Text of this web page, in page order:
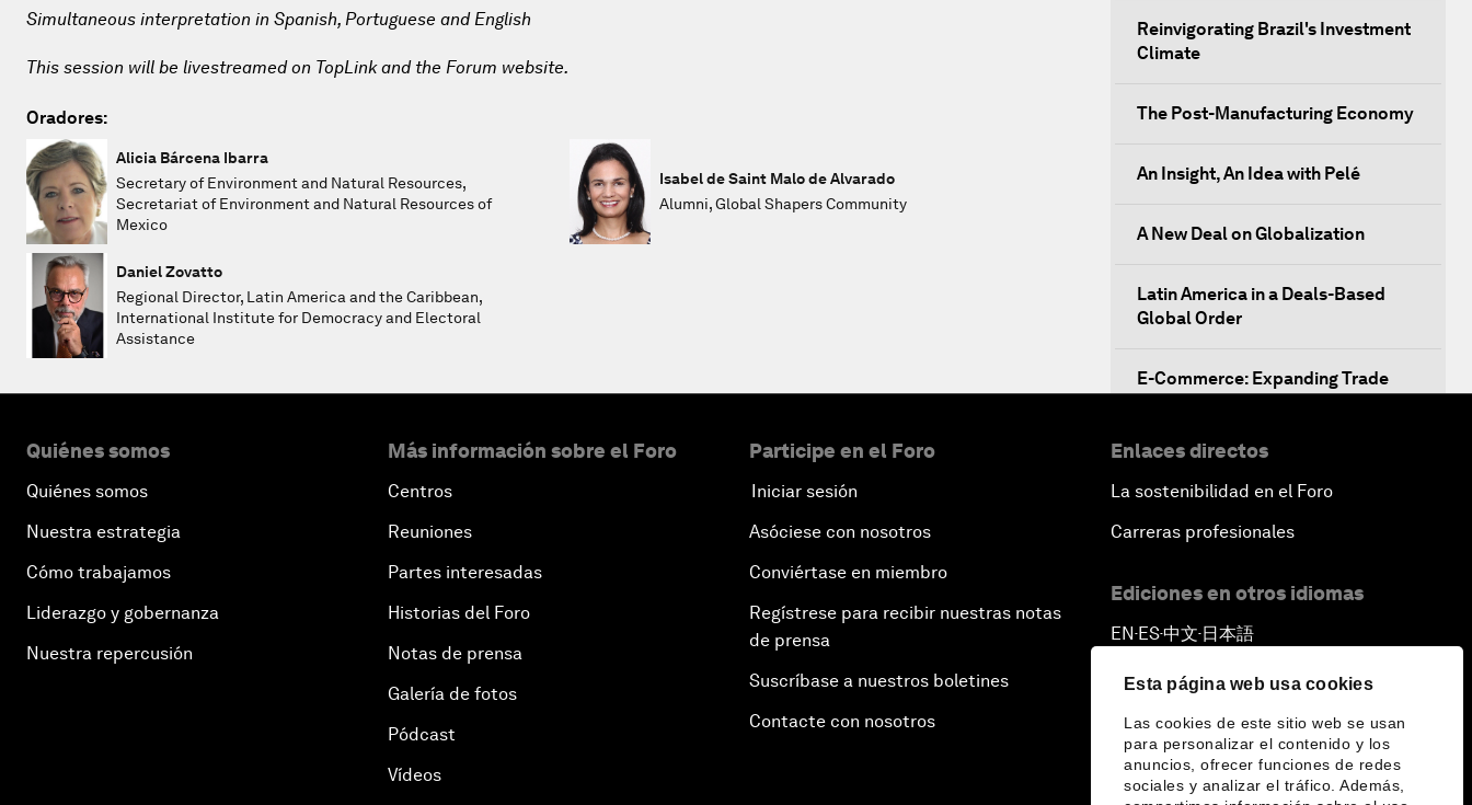
Esta página web usa cookies
Las cookies de este sitio web se usan
para personalizar el contenido y los
anuncios, ofrecer funciones de redes
sociales y analizar el tráfico. Además,
Simultaneous interpretation in Spanish, Portuguese and English
This session will be livestreamed on TopLink and the Forum website.
Oradores:
Alicia Bárcena Ibarra
Secretary of Environment and Natural Resources,
Secretariat of Environment and Natural Resources of
Mexico
Isabel de Saint Malo de Alvarado
Alumni, Global Shapers Community
Daniel Zovatto
Regional Director, Latin America and the Caribbean,
International Institute for Democracy and Electoral
Assistance
Reinvigorating Brazil's Investment
Climate
The Post-Manufacturing Economy
An Insight, An Idea with Pelé
A New Deal on Globalization
Latin America in a Deals-Based
Global Order
E-Commerce: Expanding Trade
Scaling Up Innovation in
Agriculture
Breaking the Cycle of Corruption
Reforms for a Stronger Regional
Economic Outlook
Equipping the Smart City of
Tomorrow
Migration in Latin America:
Between Economic Mobility and
Quiénes somos
Quiénes somos
Nuestra estrategia
Cómo trabajamos
Liderazgo y gobernanza
Nuestra repercusión
Más información sobre el Foro
Centros
Reuniones
Partes interesadas
Historias del Foro
Notas de prensa
Galería de fotos
Pódcast
Vídeos
Participe en el Foro
Iniciar sesión
Asóciese con nosotros
Conviértase en miembro
Regístrese para recibir nuestras notas
de prensa
Suscríbase a nuestros boletines
Contacte con nosotros
Enlaces directos
La sostenibilidad en el Foro
Carreras profesionales
Ediciones en otros idiomas
EN ▪ES▪中文▪ 日本語